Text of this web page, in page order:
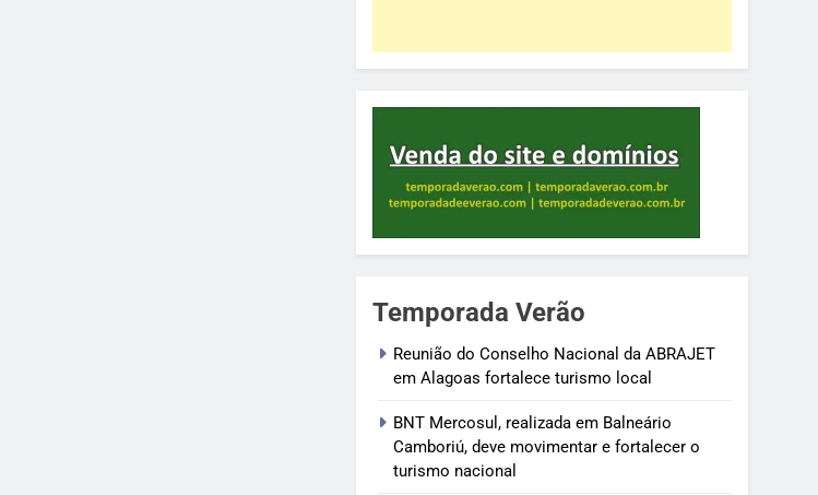
Temporada Verão
Reunião do Conselho Nacional da ABRAJET
em Alagoas fortalece turismo local
BNT Mercosul, realizada em Balneário
Camboriú, deve movimentar e fortalecer o
turismo nacional